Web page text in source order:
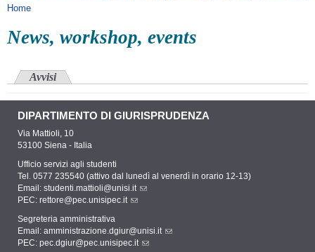
Tu sei qui
Home
News, workshop, events
Avvisi
DIPARTIMENTO DI GIURISPRUDENZA
Via Mattioli, 10
53100 Siena - Italia
Ufficio servizi agli studenti
Tel. 0577 235540 (attivo dal lunedì al venerdì in orario 12-13)
Email: studenti.mattioli@unisi.it
PEC: rettore@pec.unisipec.it
Segreteria amministrativa
Email: amministrazione.dgiur@unisi.it
PEC: pec.dgiur@pec.unisipec.it